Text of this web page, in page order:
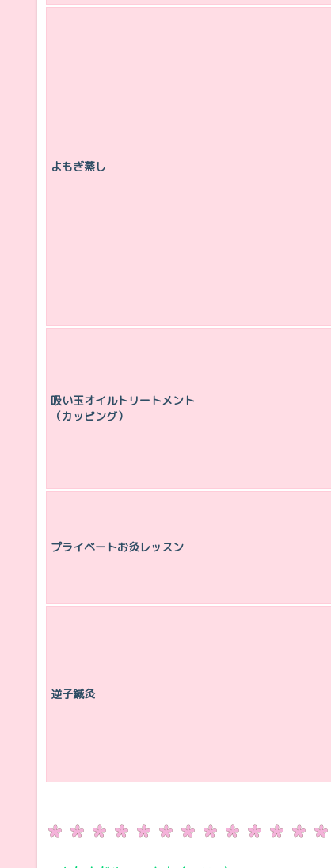
よもぎ蒸し
吸い玉オイルトリートメント
（カッピング）
プライベートお灸レッスン
逆子鍼灸